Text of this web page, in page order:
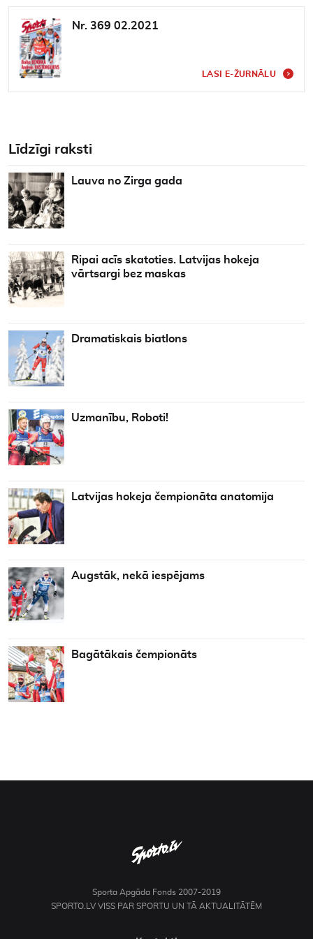
Nr. 369 02.2021
LASI E-ŽURNĀLU
Līdzīgi raksti
Lauva no Zirga gada
Ripai acīs skatoties. Latvijas hokeja
vārtsargi bez maskas
Dramatiskais biatlons
Uzmanību, Roboti!
Latvijas hokeja čempionāta anatomija
Augstāk, nekā iespējams
Bagātākais čempionāts
Sporta Apgāda Fonds 2007-2019
SPORTO.LV VISS PAR SPORTU UN TĀ AKTUALITĀTĒM